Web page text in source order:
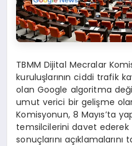
TBMM Dijital Mecralar
kuruluşlarının ciddi trafik
olan Google algoritma
umut verici bir gelişme
Komisyonun, 8 Mayıs’ta
temsilcilerini davet
sonuçlarını